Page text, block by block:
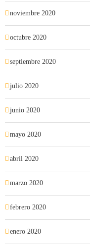
noviembre 2020
octubre 2020
septiembre 2020
julio 2020
junio 2020
mayo 2020
abril 2020
marzo 2020
febrero 2020
enero 2020